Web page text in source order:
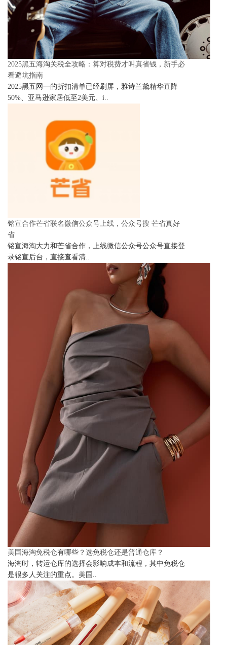
2025黑五海淘关税全攻略：算对税费才叫真省钱，新手必
看避坑指南
2025黑五网一的折扣清单已经刷屏，雅诗兰黛精华直降
50%、亚马逊家居低至2美元、i..
铭宣合作芒省联名微信公众号上线，公众号搜 芒省真好
省
铭宣海淘大力和芒省合作，上线微信公众号公众号直接登
录铭宣后台，直接查看清..
美国海淘免税仓有哪些？选免税仓还是普通仓库？
海淘时，转运仓库的选择会影响成本和流程，其中免税仓
是很多人关注的重点。美国..